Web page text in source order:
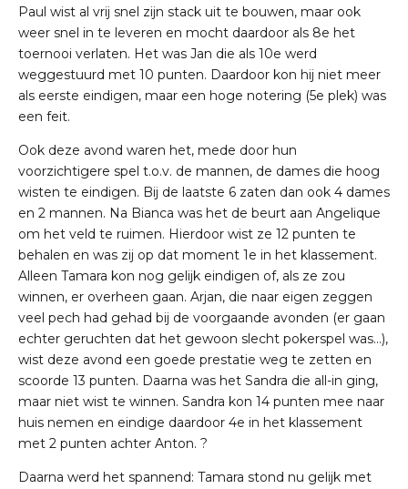
Paul wist al vrij snel zijn stack uit te bouwen, maar ook
weer snel in te leveren en mocht daardoor als 8e het
toernooi verlaten. Het was Jan die als 10e werd
weggestuurd met 10 punten. Daardoor kon hij niet meer
als eerste eindigen, maar een hoge notering (5e plek) was
een feit.
Ook deze avond waren het, mede door hun
voorzichtigere spel t.o.v. de mannen, de dames die hoog
wisten te eindigen. Bij de laatste 6 zaten dan ook 4 dames
en 2 mannen. Na Bianca was het de beurt aan Angelique
om het veld te ruimen. Hierdoor wist ze 12 punten te
behalen en was zij op dat moment 1e in het klassement.
Alleen Tamara kon nog gelijk eindigen of, als ze zou
winnen, er overheen gaan. Arjan, die naar eigen zeggen
veel pech had gehad bij de voorgaande avonden (er gaan
echter geruchten dat het gewoon slecht pokerspel was…),
wist deze avond een goede prestatie weg te zetten en
scoorde 13 punten. Daarna was het Sandra die all-in ging,
maar niet wist te winnen. Sandra kon 14 punten mee naar
huis nemen en eindige daardoor 4e in het klassement
met 2 punten achter Anton. ?
Daarna werd het spannend: Tamara stond nu gelijk met